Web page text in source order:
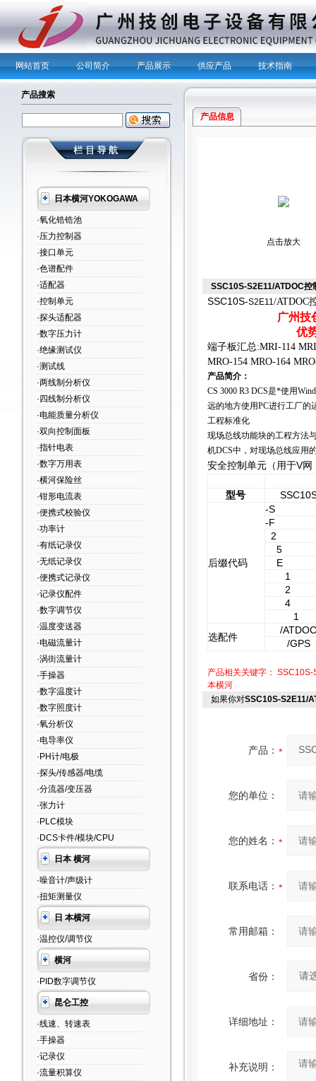
网站首页 公司简介 产品展示 供应产品 技术指南
产品搜索
日本横河YOKOGAWA
·氧化锆锆池
·压力控制器
·接口单元
·色谱配件
·适配器
·控制单元
·探头适配器
·数字压力计
·绝缘测试仪
·测试线
·两线制分析仪
·四线制分析仪
·电能质量分析仪
·双向控制面板
·指针电表
·数字万用表
·横河保险丝
·钳形电流表
·便携式校验仪
·功率计
·有纸记录仪
·无纸记录仪
·便携式记录仪
·记录仪配件
·数字调节仪
·温度变送器
·电磁流量计
·涡街流量计
·手操器
·数字温度计
·数字照度计
·氧分析仪
·电导率仪
·PH计/电极
·探头/传感器/电缆
·分流器/变压器
·张力计
·PLC模块
·DCS卡件/模块/CPU
日本 横河
·噪音计/声级计
·扭矩测量仪
日 本横河
·温控仪/调节仪
横河
·PID数字调节仪
昆仑工控
·线速、转速表
·手操器
·记录仪
·流量积算仪
产品信息
点击放大
SSC10S-S2E11/ATDOC控
SSC10S-S2E11/ATDOC
广州技
优
端子板汇总:MRI-114
MRO-154 MRO-164
产品简介：
CS 3000 R3 DCS是*使用
远的地方使用PC进行工厂的
工程标准化
现场总线功能块的工程方法
机DCS中，对现场总线应用
安全控制单元（用于V
型号
后缀代码
-S
-F
2
5
E
1
2
4
1
选配件
/ATDOC
/GPS
产品相关关键字： SSC10S-
本横河
如果你对SSC10S-S2E11/
产品：
您的单位：
您的姓名：
联系电话：
常用邮箱：
省份：
详细地址：
补充说明：